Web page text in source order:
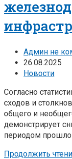
Админ не
26.08.2025
Новости
Согласно
сходов и
общего и
демонстрирует
периодом
Продолжить